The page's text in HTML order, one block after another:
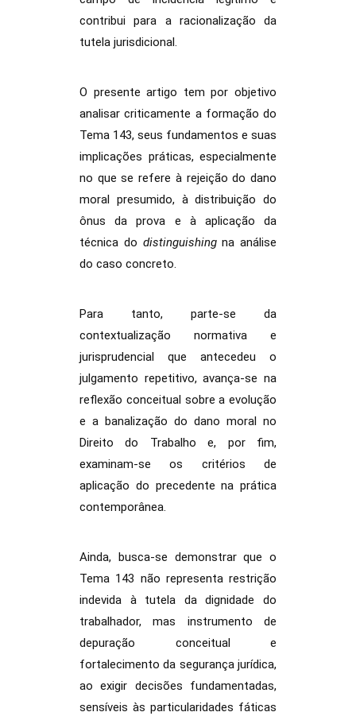
contribui para a racionalização da
tutela jurisdicional.
O presente artigo tem por objetivo
analisar criticamente a formação do
Tema 143, seus fundamentos e suas
implicações práticas, especialmente
no que se refere à rejeição do dano
moral presumido, à distribuição do
ônus da prova e à aplicação da
técnica do distinguishingna análise
do caso concreto.
Para tanto, parte-se da
contextualização normativa e
jurisprudencial que antecedeu o
julgamento repetitivo, avança-se na
reflexão conceitual sobre a evolução
e a banalização do dano moral no
Direito do Trabalho e, por fim,
examinam-se os critérios de
aplicação do precedente na prática
contemporânea.
Ainda, busca-se demonstrar que o
Tema 143 não representa restrição
indevida à tutela da dignidade do
trabalhador, mas instrumento de
depuração conceitual e
fortalecimento da segurança jurídica,
ao exigir decisões fundamentadas,
sensíveis às particularidades fáticas